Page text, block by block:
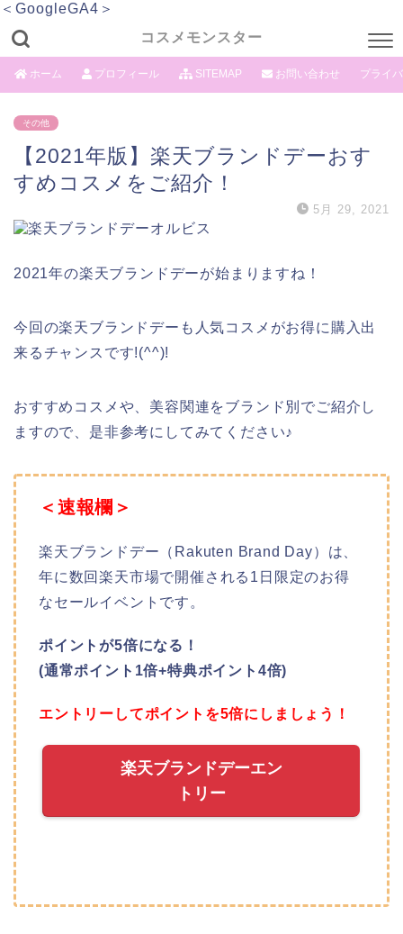
＜GoogleGA4＞
コスメモンスター
ホーム プロフィール SITEMAP お問い合わせ プライ
その他
【2021年版】楽天ブランドデーおす
すめコスメをご紹介！
5月 29, 2021
2021年の楽天ブランドデーが始まりますね！
今回の楽天ブランドデーも人気コスメがお得に購入出
来るチャンスです!(^^)!
おすすめコスメや、美容関連をブランド別でご紹介し
ますので、是非参考にしてみてください♪
＜速報欄＞
楽天ブランドデー（Rakuten Brand Day）は、
年に数回楽天市場で開催される1日限定のお得
なセールイベントです。
ポイントが5倍になる！
(通常ポイント1倍+特典ポイント4倍)
エントリーしてポイントを5倍にしましょう！
楽天ブランドデーエン
トリー